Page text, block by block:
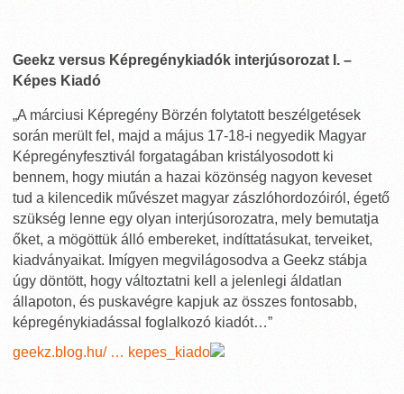
Geekz versus Képregénykiadók interjúsorozat I. –
Képes Kiadó
„A márciusi Képregény Börzén folytatott beszélgetések
során merült fel, majd a május 17-18-i negyedik Magyar
Képregényfesztivál forgatagában kristályosodott ki
bennem, hogy miután a hazai közönség nagyon keveset
tud a kilencedik művészet magyar zászlóhordozóiról, égető
szükség lenne egy olyan interjúsorozatra, mely bemutatja
őket, a mögöttük álló embereket, indíttatásukat, terveiket,
kiadványaikat. Imígyen megvilágosodva a Geekz stábja
úgy döntött, hogy változtatni kell a jelenlegi áldatlan
állapoton, és puskavégre kapjuk az összes fontosabb,
képregénykiadással foglalkozó kiadót…”
geekz.blog.hu/ … kepes_kiado